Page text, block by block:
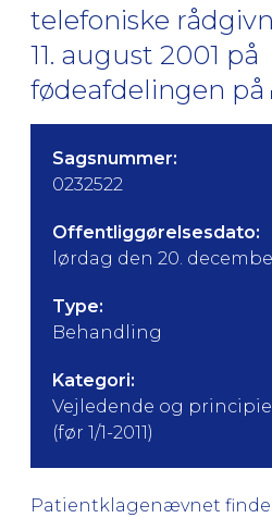
telefoniske
11. august 2001 på
fødeafdelingen på
Sagsnummer:
0232522
Offentliggørelsesdato:
lørdag den 20.
Type:
Behandling
Kategori:
Vejledende og
(før 1/1-2011)
Patientklagenævnet